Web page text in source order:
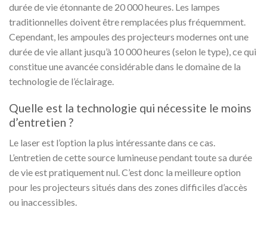
durée de vie étonnante de 20 000 heures. Les lampes
traditionnelles doivent être remplacées plus fréquemment.
Cependant, les ampoules des projecteurs modernes ont une
durée de vie allant jusqu’à 10 000 heures (selon le type), ce qui
constitue une avancée considérable dans le domaine de la
technologie de l’éclairage.
Quelle est la technologie qui nécessite le moins
d’entretien ?
Le laser est l’option la plus intéressante dans ce cas.
L’entretien de cette source lumineuse pendant toute sa durée
de vie est pratiquement nul. C’est donc la meilleure option
pour les projecteurs situés dans des zones difficiles d’accès
ou inaccessibles.